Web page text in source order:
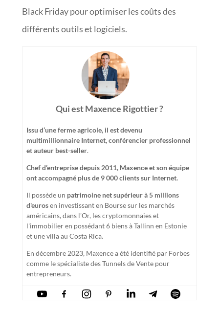
Black Friday pour optimiser les coûts des
différents outils et logiciels.
Qui est Maxence Rigottier ?
Issu d’une ferme agricole, il est devenu
multimillionnaire Internet, conférencier professionnel
et auteur best-seller.
Chef d’entreprise depuis 2011, Maxence et son équipe
ont accompagné plus de 9 000 clients sur Internet.
Il possède un patrimoine net supérieur à 5 millions
d'eurosen investissant en Bourse sur les marchés
américains, dans l'Or, les cryptomonnaies et
l'immobilier en possédant 6 biens à Tallinn en Estonie
et une villa au Costa Rica.
En décembre 2023, Maxence a été identifié par Forbes
comme le spécialiste des Tunnels de Vente pour
entrepreneurs.